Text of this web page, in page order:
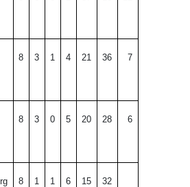
8 3 1 4 21 36 7
8 3 0 5 20 28 6
8 1 1 6 15
32